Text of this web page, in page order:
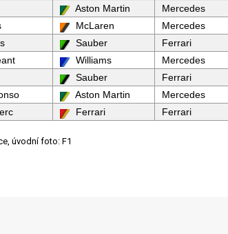
Aston Martin Mercedes
McLaren Mercedes
Sauber Ferrari
Williams Mercedes
Sauber Ferrari
Aston Martin Mercedes
Ferrari Ferrari
úvodní foto: F1